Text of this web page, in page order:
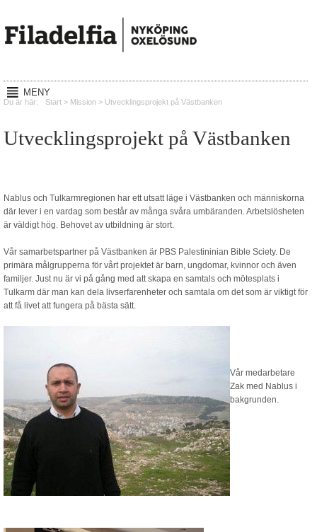
MENY
Hem
Lyssna
Om oss
Kontakt
Blogg
Du är här: Start > Mission > Utvecklingsprojekt på Västbanken
Utvecklingsprojekt på Västbanken
Nablus och Tulkarmregionen har ett utsatt läge i Västbanken och människorna
där lever i en vardag som består av många svåra umbäranden. Arbetslösheten
är väldigt hög. Behovet av utbildning är stort.
Vår samarbetspartner på Västbanken är PBS Palestininian Bible Sciety. De
primära målgrupperna för vårt projektet är barn, ungdomar, kvinnor och även
familjer. Just nu är vi på gång med att skapa en samtals och mötesplats i
Tulkarm där man kan dela livserfarenheter och samtala om det som är viktigt för
att få livet att fungera på bästa sätt.
Vår medarbetare
Zak med Nablus i
bakgrunden.